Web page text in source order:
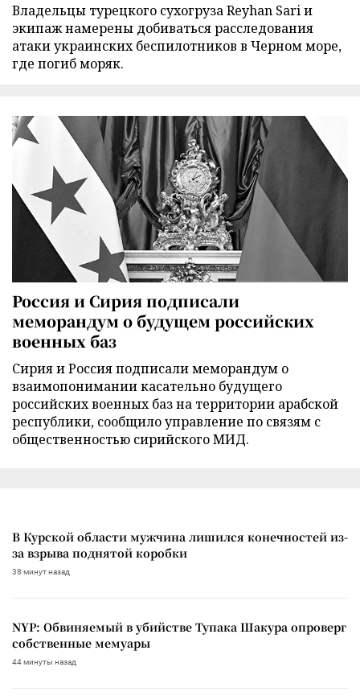
Владельцы турецкого сухогруза Reyhan Sari и
экипаж намерены добиваться расследования
атаки украинских беспилотников в Черном море,
где погиб моряк.
Россия и Сирия подписали
меморандум о будущем российских
военных баз
Сирия и Россия подписали меморандум о
взаимопонимании касательно будущего
российских военных баз на территории арабской
республики, сообщило управление по связям с
общественностью сирийского МИД.
В Курской области мужчина лишился конечностей из-
за взрыва поднятой коробки
38 минут назад
NYP: Обвиняемый в убийстве Тупака Шакура опроверг
собственные мемуары
44 минуты назад